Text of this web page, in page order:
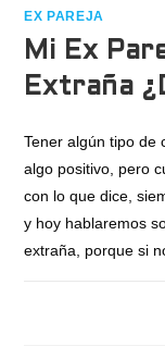
EX PAREJA
Mi Ex
Extraña
Tener algún tipo de
algo positivo, pero
con lo que dice,
y hoy hablaremos
extraña, porque si